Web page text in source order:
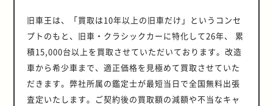
旧車王は、「買取は10年以上の旧車だけ」というコンセ
プトのもと、旧車・クラシックカーに特化して26年、 累
積15,000台以上を買取させていただいております。改造
車から希少車まで、適正価格を見極めて買取させていた
だきます。弊社所属の鑑定士が最短当日で全国無料出張
査定いたします。ご契約後の買取額の減額や不当なキャ